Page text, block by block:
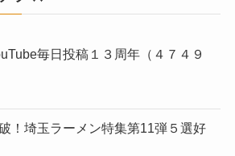
毎日投稿１３周年（４７４９
！埼玉ラーメン特集第11弾５選好